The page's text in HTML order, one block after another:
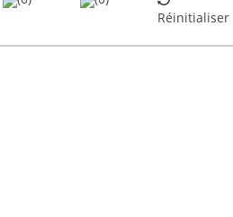
Réinitialiser